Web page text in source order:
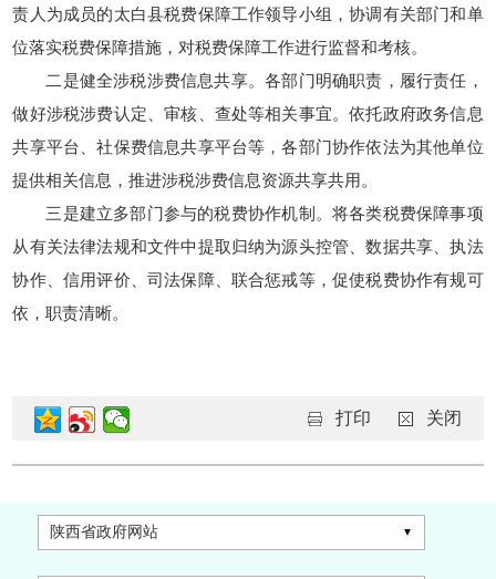
责人为成员的太白县税费保障工作领导小组，协调有关部门和单
位落实税费保障措施，对税费保障工作进行监督和考核。
二是健全涉税涉费信息共享。各部门明确职责，履行责任，
做好涉税涉费认定、审核、查处等相关事宜。依托政府政务信息
共享平台、社保费信息共享平台等，各部门协作依法为其他单位
提供相关信息，推进涉税涉费信息资源共享共用。
三是建立多部门参与的税费协作机制。将各类税费保障事项
从有关法律法规和文件中提取归纳为源头控管、数据共享、执法
协作、信用评价、司法保障、联合惩戒等，促使税费协作有规可
依，职责清晰。
打印 关闭
陕西省政府网站